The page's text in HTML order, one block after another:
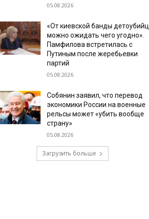
05.08.2026
«От киевской банды детоубийц
можно ожидать чего угодно».
Памфилова встретилась с
Путиным после жеребьевки
партий
05.08.2026
Собянин заявил, что перевод
экономики России на военные
рельсы может «убить вообще
страну»
05.08.2026
Загрузить больше